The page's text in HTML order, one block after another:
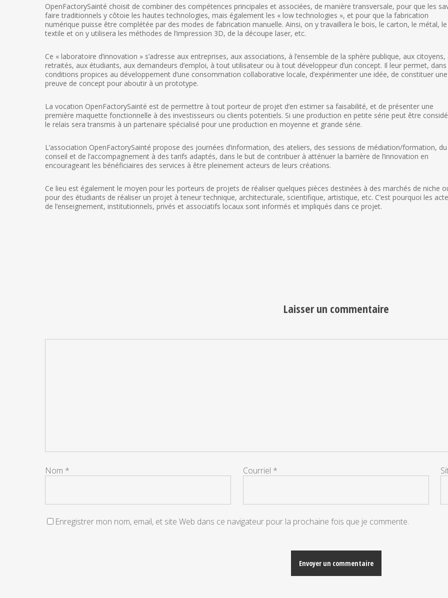
OpenFactorySainté choisit de combiner des compétences principales et associées, de manière transversale, pour que les
faire traditionnels y côtoie les hautes technologies, mais également les « low technologies », et pour que la fabrication
numérique puisse être complétée par des modes de fabrication manuelle. Ainsi, on y travaillera le bois, le carton, le métal, le
textile et on y utilisera les méthodes de l’impression 3D, de la découpe laser, etc.
Ce « laboratoire d’innovation » s’adresse aux entreprises, aux associations, à l’ensemble de la sphère publique, aux citoyens,
retraités, aux étudiants, aux demandeurs d’emploi, à tout utilisateur ou à tout développeur d’un concept. Il leur permet, dans
conditions propices au développement d’une consommation collaborative locale, d’expérimenter une idée, de constituer une
preuve de concept pour aboutir à un prototype.
La vocation OpenFactorySainté est de permettre à tout porteur de projet d’en estimer sa faisabilité, et de présenter une
première maquette fonctionnelle à des investisseurs ou clients potentiels. Si une production en petite série peut être
le relais sera transmis à un partenaire spécialisé pour une production en moyenne et grande série.
L’association OpenFactorySainté propose des journées d’information, des ateliers, des sessions de médiation/formation, du
conseil et de l’accompagnement à des tarifs adaptés, dans le but de contribuer à atténuer la barrière de l’innovation en
encourageant les bénéficiaires des services à être pleinement acteurs de leurs créations.
Ce lieu est également le moyen pour les porteurs de projets de réaliser quelques pièces destinées à des marchés de niche
pour des étudiants de réaliser un projet à teneur technique, architecturale, scientifique, artistique, etc. C’est pourquoi les
de l’enseignement, institutionnels, privés et associatifs locaux sont informés et impliqués dans ce projet.
Laisser un commentaire
Nom * Courriel *
Enregistrer mon nom, email, et site Web dans ce navigateur pour la prochaine fois que je commente.